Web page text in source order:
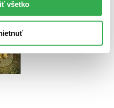
všetko